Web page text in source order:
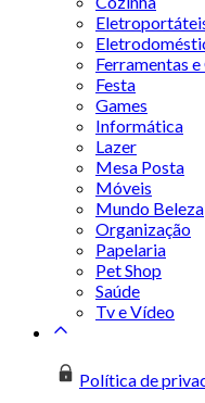
Ferramentas
Festa
Games
Informática
Lazer
Mesa Posta
Móveis
Mundo Beleza
Organização
Papelaria
Pet Shop
Saúde
Tv e Vídeo
Política de